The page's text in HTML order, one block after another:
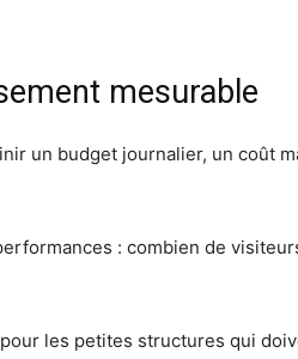
mesurable
un budget journalier, un coût
: combien de
les petites structures qui